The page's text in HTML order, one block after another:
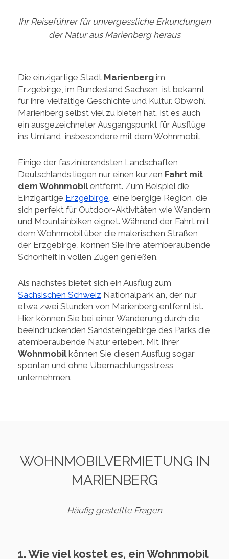
Ihr Reiseführer für unvergessliche Erkundungen
der Natur aus Marienberg heraus
Die einzigartige Stadt Marienberg im
Erzgebirge, im Bundesland Sachsen, ist bekannt
für ihre vielfältige Geschichte und Kultur. Obwohl
Marienberg selbst viel zu bieten hat, ist es auch
ein ausgezeichneter Ausgangspunkt für Ausflüge
ins Umland, insbesondere mit dem Wohnmobil.
Einige der faszinierendsten Landschaften
Deutschlands liegen nur einen kurzen Fahrt mit
dem Wohnmobilentfernt. Zum Beispiel die
Einzigartige Erzgebirge, eine bergige Region, die
sich perfekt für Outdoor-Aktivitäten wie Wandern
und Mountainbiken eignet. Während der Fahrt mit
dem Wohnmobil über die malerischen Straßen
der Erzgebirge, können Sie ihre atemberaubende
Schönheit in vollen Zügen genießen.
Als nächstes bietet sich ein Ausflug zum
Sächsischen Schweiz Nationalpark an, der nur
etwa zwei Stunden von Marienberg entfernt ist.
Hier können Sie bei einer Wanderung durch die
beeindruckenden Sandsteingebirge des Parks die
atemberaubende Natur erleben. Mit Ihrer
Wohnmobilkönnen Sie diesen Ausflug sogar
spontan und ohne Übernachtungsstress
unternehmen.
WOHNMOBILVERMIETUNG IN
MARIENBERG
Häufig gestellte Fragen
1. Wie viel kostet es, ein Wohnmobil